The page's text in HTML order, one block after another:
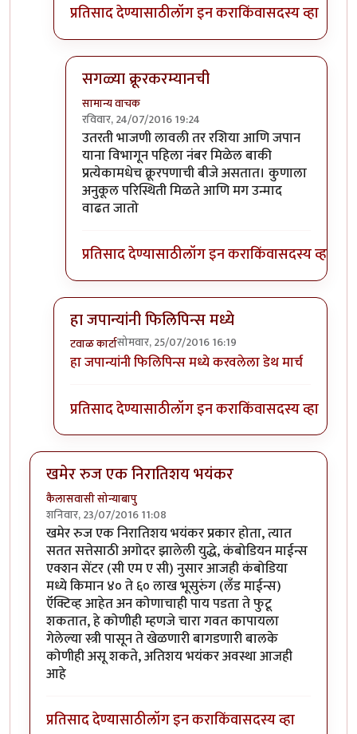
प्रतिसाद देण्यासाठीलॉग इन कराकिंवासदस्य व्हा
सगळ्या क्रूरकरम्यानची
सामान्य वाचक
रविवार, 24/07/2016 19:24
In reply toजनरल शिरो इशी नि जपान मध्येby
उतरती भाजणी लावली तर रशिया आणि जपान
याना विभागून पहिला नंबर मिळेल बाकी
प्रत्येकामधेच क्रूरपणाची बीजे असतात। कुणाला
अनुकूल परिस्थिती मिळते आणि मग उन्माद
वाढत जातो
प्रतिसाद देण्यासाठीलॉग इन कराकिंवासदस्य व्हा
हा जपान्यांनी फिलिपिन्स मध्ये
टवाळ कार्टासोमवार, 25/07/2016 16:19
In reply toदुसर्‍या महायुद्धातbyस्पार्टाकस
हा जपान्यांनी फिलिपिन्स मध्ये करवलेला डेथ मार्च
प्रतिसाद देण्यासाठीलॉग इन कराकिंवासदस्य व्हा
खमेर रुज एक निरातिशय भयंकर
कैलासवासी सोन्याबापु
शनिवार, 23/07/2016 11:08
खमेर रुज एक निरातिशय भयंकर प्रकार होता, त्यात
सतत सत्तेसाठी अगोदर झालेली युद्धे, कंबोडियन माईन्स
एक्शन सेंटर (सी एम ए सी) नुसार आजही कंबोडिया
मध्ये किमान ४० ते ६० लाख भूसुरुंग (लँड माईन्स)
ऍक्टिव्ह आहेत अन कोणाचाही पाय पडता ते फुटू
शकतात, हे कोणीही म्हणजे चारा गवत कापायला
गेलेल्या स्त्री पासून ते खेळणारी बागडणारी बालके
कोणीही असू शकते, अतिशय भयंकर अवस्था आजही
आहे
प्रतिसाद देण्यासाठीलॉग इन कराकिंवासदस्य व्हा